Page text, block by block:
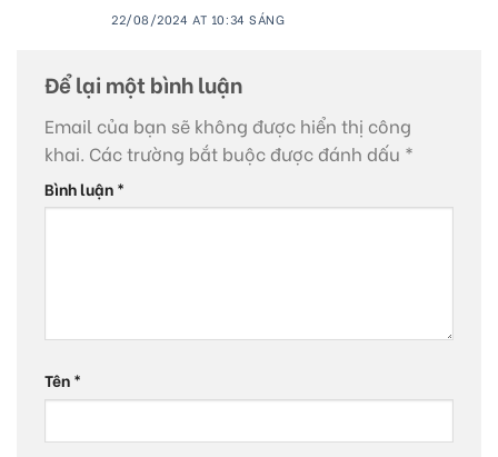
22/08/2024 AT 10:34 SÁNG
Để lại một bình luận
Email của bạn sẽ không được hiển thị công
khai. Các trường bắt buộc được đánh dấu *
Bình luận*
Tên*